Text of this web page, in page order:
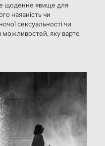
щоденне явище для
наявність чи
сексуальності чи
можливостей, яку варто